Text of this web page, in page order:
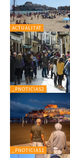
ACTUALITAT
_PNOTICIAS2
_PNOTICIAS1